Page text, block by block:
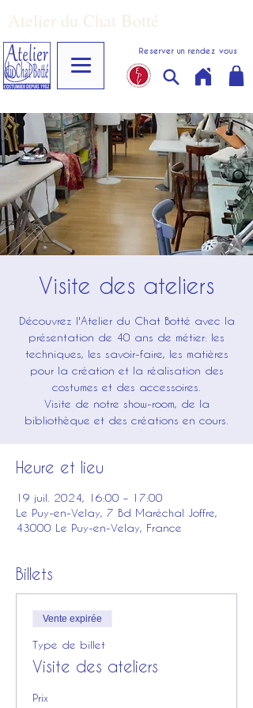
Reserver un rendez vous
Atelier du Chat Botté
Visite des ateliers
Découvrez l'Atelier du Chat Botté avec la
présentation de 40 ans de métier: les
techniques, les savoir-faire, les matières
pour la création et la réalisation des
costumes et des accessoires.
Visite de notre show-room, de la
bibliothèque et des créations en cours.
Heure et lieu
19 juil. 2024, 16:00 – 17:00
Le Puy-en-Velay, 7 Bd Maréchal Joffre,
43000 Le Puy-en-Velay, France
Billets
Vente expirée
Type de billet
Visite des ateliers
Prix